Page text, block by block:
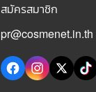
สมัครสมาชิก
pr@cosmenet.in.th